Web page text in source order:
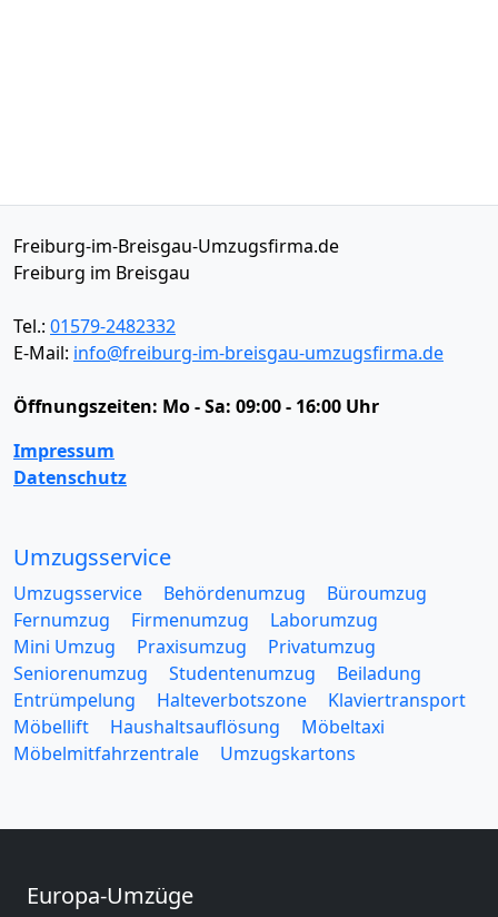
Freiburg-im-Breisgau-Umzugsfirma.de
Freiburg im Breisgau
Tel.: 01579-2482332
E-Mail: info@freiburg-im-breisgau-umzugsfirma.de
Öffnungszeiten: Mo - Sa: 09:00 - 16:00 Uhr
Impressum
Datenschutz
Umzugsservice
Umzugsservice Behördenumzug
Büroumzug
Fernumzug
Firmenumzug
Laborumzug
Mini Umzug
Praxisumzug
Privatumzug
Seniorenumzug
Studentenumzug
Beiladung
Entrümpelung
Halteverbotszone
Klaviertransport
Möbellift
Haushaltsauflösung
Möbeltaxi
Möbelmitfahrzentrale
Umzugskartons
Europa-Umzüge